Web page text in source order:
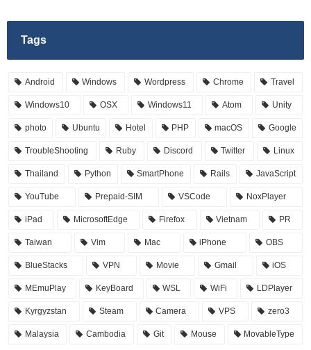
Tags
Android Windows Wordpress Chrome Travel
Windows10 OSX Windows11 Atom Unity
photo Ubuntu Hotel PHP macOS Google
TroubleShooting Ruby Discord Twitter Linux
Thailand Python SmartPhone Rails JavaScript
YouTube Prepaid-SIM VSCode NoxPlayer
iPad MicrosoftEdge Firefox Vietnam PR
Taiwan Vim Mac iPhone OBS
BlueStacks VPN Movie Gmail iOS
MEmuPlay KeyBoard WSL WiFi LDPlayer
Kyrgyzstan Steam Camera VPS zero3
Malaysia Cambodia Git Mouse MovableType